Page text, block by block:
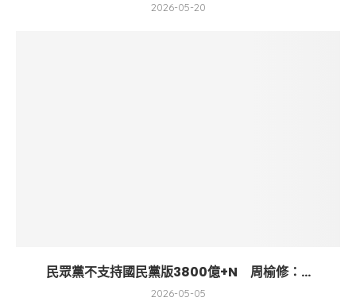
2026-05-20
民眾黨不支持國民黨版3800億+N 周榆修：...
2026-05-05